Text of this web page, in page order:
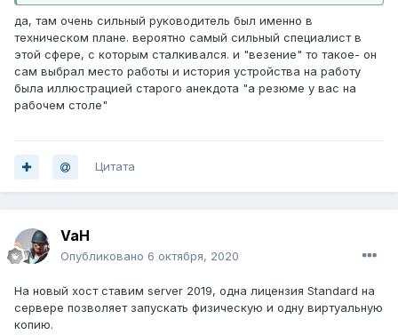
да, там очень сильный руководитель был именно в
техническом плане. вероятно самый сильный специалист в
этой сфере, с которым сталкивался. и "везение" то такое- он
сам выбрал место работы и история устройства на работу
была иллюстрацией старого анекдота "а резюме у вас на
рабочем столе"
Цитата
VaH
Опубликовано 6 октября, 2020
На новый хост ставим server 2019, одна лицензия Standard на
сервере позволяет запускать физическую и одну виртуальную
копию.